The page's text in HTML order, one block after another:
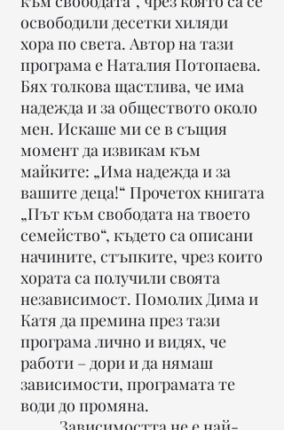
освободили десетки хиляди
хора по света. Автор на тази
програма е Наталия Потопаева.
Бях толкова щастлива, че има
надежда и за обществото около
мен. Искаше ми се в същия
момент да извикам към
майките: „Има надежда и за
вашите деца!“ Прочетох книгата
„Път към свободата на твоето
семейство“, където са описани
начините, стъпките, чрез които
хората са получили своята
независимост. Помолих Дима и
Катя да премина през тази
програма лично и видях, че
работи – дори и да нямаш
зависимости, програмата те
води до промяна.